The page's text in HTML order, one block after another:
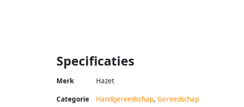
Specificaties
Merk Hazet
Categorie Handgereedschap, Gereedschap